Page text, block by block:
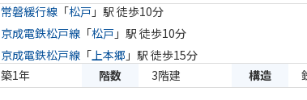
常磐緩行線 「松戸 」駅 徒歩10分
京成電鉄松戸線 「松戸 」駅 徒歩10分
京成電鉄松戸線 「上本郷 」駅 徒歩15分
築1年 階数 3階建 構造